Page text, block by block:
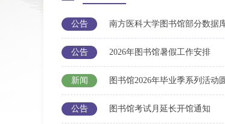
公告 南方医科大学图书馆部分数据
公告 2026年图书馆暑假工作安排
新闻 图书馆2026年毕业季系列活动
公告 图书馆考试月延长开馆通知